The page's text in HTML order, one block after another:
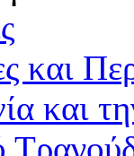
και
και